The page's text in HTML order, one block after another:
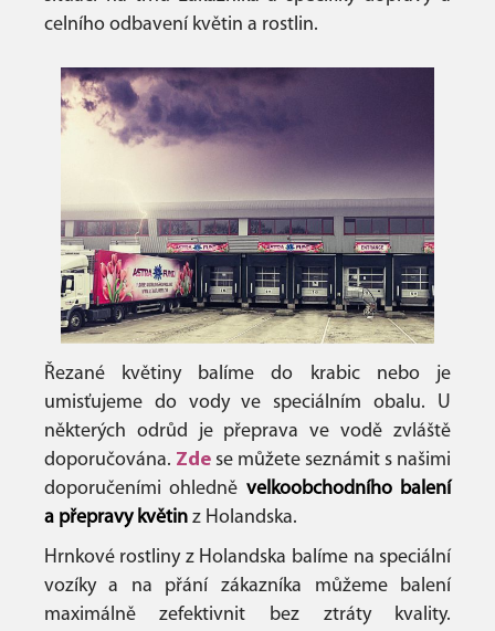
celního odbavení květin a rostlin.
Řezané květiny balíme do krabic nebo je
umisťujeme do vody ve speciálním obalu. U
některých odrůd je přeprava ve vodě zvláště
doporučována. Zdese můžete seznámit s našimi
doporučeními ohledně velkoobchodního balení
a přepravy květinz Holandska.
Hrnkové rostliny z Holandska balíme na speciální
vozíky a na přání zákazníka můžeme balení
maximálně zefektivnit bez ztráty kvality.